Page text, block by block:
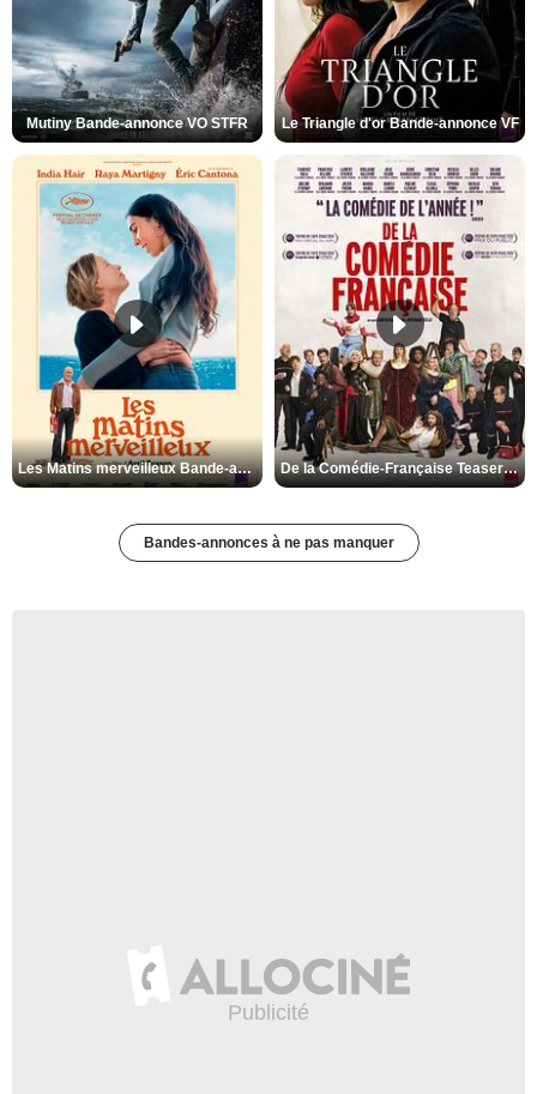
Mutiny Bande-annonce VO STFR Le Triangle d'or Bande-annonce VF
Les Matins merveilleux Bande-annonce VF De la Comédie-Française Teaser VF
Bandes-annonces à ne pas manquer